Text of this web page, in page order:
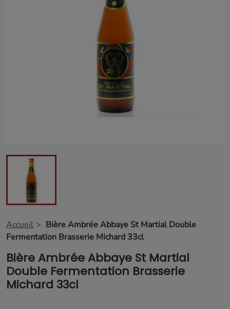
Accueil
Bière Ambrée Abbaye St Martial Double
Fermentation Brasserie Michard 33cl
Bière Ambrée Abbaye St Martial
Double Fermentation Brasserie
Michard 33cl